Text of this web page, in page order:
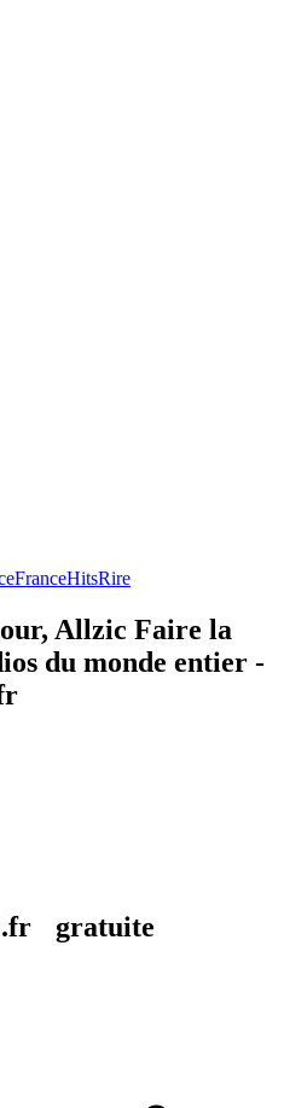
FranceHitsRire
Allzic Faire la
du monde entier -
gratuite